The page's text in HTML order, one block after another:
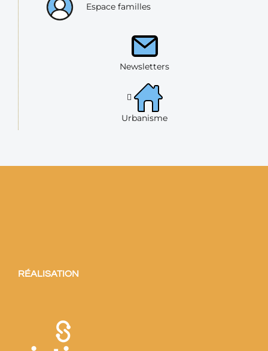
Espace familles
Newsletters
Urbanisme
RÉALISATION